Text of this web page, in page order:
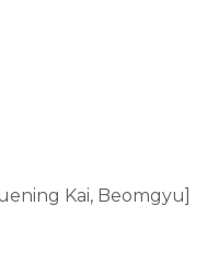
Kai, Beomgyu]